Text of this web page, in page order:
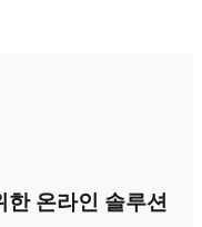
온라인 솔루션